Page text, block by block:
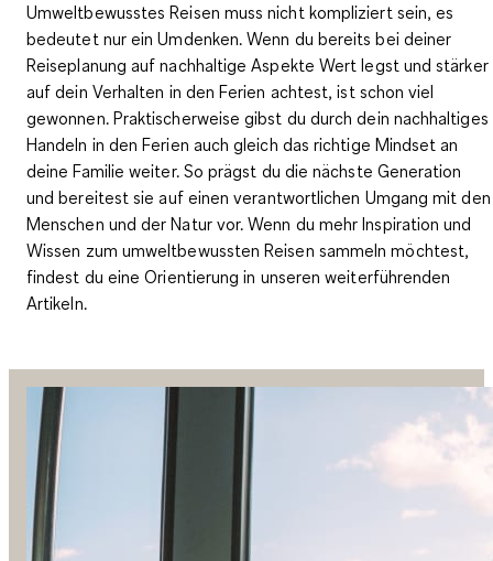
Umweltbewusstes Reisen muss nicht kompliziert sein, es
bedeutet nur einUmdenken. Wenn du bereits bei deiner
Reiseplanung auf nachhaltige Aspekte Wert legst und stärker
auf dein Verhalten in den Ferien achtest, ist schon viel
gewonnen. Praktischerweise gibst du durch dein nachhaltiges
Handeln in den Ferien auch gleich das richtige Mindset an
deine Familie weiter. So prägst du die nächste Generation
undbereitest sie auf einen verantwortlichen Umgang mit den
Menschen und der Natur vor.Wenn du mehr Inspiration und
Wissen zum umweltbewussten Reisen sammeln möchtest,
findest du eine Orientierung in unseren weiterführenden
Artikeln.